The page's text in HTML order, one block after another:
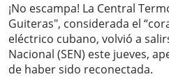
¡No escampa! La Central
Guiteras", considerada el
eléctrico cubano, volvió a
Nacional (SEN) este jueves,
de haber sido reconectada.